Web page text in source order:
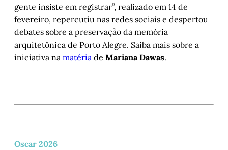
gente insiste em registrar”, realizado em 14 de
fevereiro, repercutiu nas redes sociais e despertou
debates sobre a preservação da memória
arquitetônica de Porto Alegre. Saiba mais sobre a
iniciativa na matéria de Mariana Dawas.
Oscar 2026